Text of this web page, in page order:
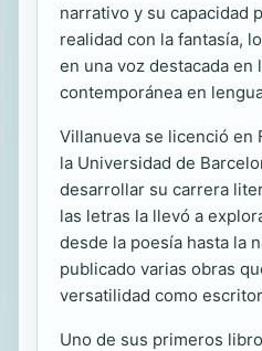
narrativo y su capacidad
realidad con la fantasía,
en una voz destacada en
contemporánea en
Villanueva se licenció en
la Universidad de
desarrollar su carrera
las letras la llevó a
desde la poesía hasta la
publicado varias obras
versatilidad como
Uno de sus primeros